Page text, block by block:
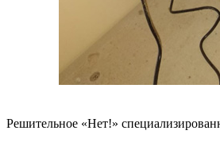
Решительное «Нет!»